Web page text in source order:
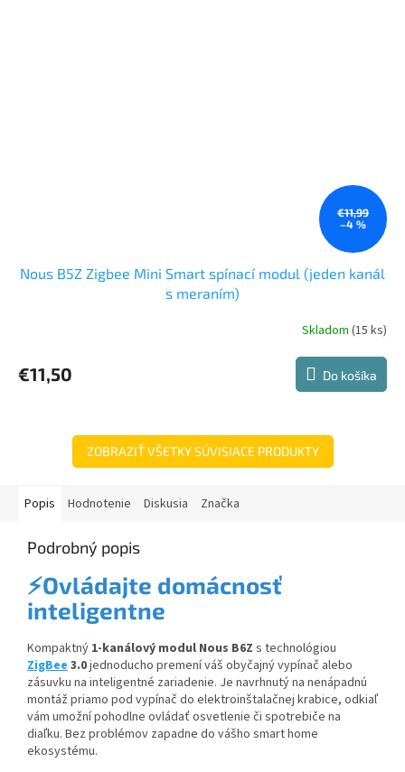
€11,99
–4 %
Nous B5Z Zigbee Mini Smart spínací modul (jeden kanál
s meraním)
Skladom (15 ks)
€11,50 Do košíka
ZOBRAZIŤ VŠETKY SÚVISIACE PRODUKTY
Popis Hodnotenie Diskusia Značka
Podrobný popis
⚡Ovládajte domácnosť
inteligentne
Kompaktný 1-kanálový modul Nous B6Z s technológiou
ZigBee3.0jednoducho premení váš obyčajný vypínač alebo
zásuvku na inteligentné zariadenie. Je navrhnutý na nenápadnú
montáž priamo pod vypínač do elektroinštalačnej krabice, odkiaľ
vám umožní pohodlne ovládať osvetlenie či spotrebiče na
diaľku. Bez problémov zapadne do vášho smart home
ekosystému.